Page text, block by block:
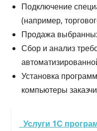
Подключение
(например,
Продажа
Сбор и анализ
Установка
компьютеры
Услуги 1С